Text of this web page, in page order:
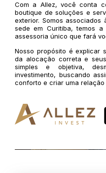
Com a Allez, você conta
boutique de soluções e
exterior. Somos associados
sede em Curitiba, temos
assessoria único que fará
Nosso propósito é explicar
da alocação correta e
simples e objetiva,
investimento, buscando
conforto e criar uma